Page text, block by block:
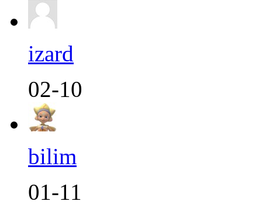
izard
02-10
bilim
01-11